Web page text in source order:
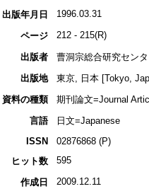
出版年月日 1996.03.31
ページ 212 - 215(R)
出版者
曹洞宗総合研究セン
出版地
東京, 日本 [Tokyo,
資料の種類
期刊論文=Journal
言語
日文=Japanese
ISSN
02876868 (P)
ヒット数
595
作成日 2009.12.11